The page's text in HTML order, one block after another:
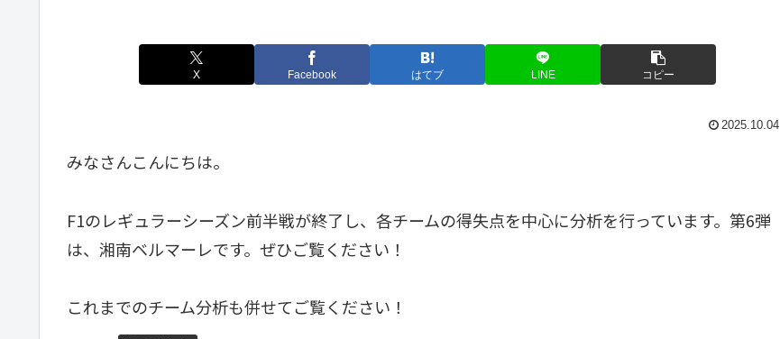
X Facebook はてブ LINE コピー
2025.10.04
みなさんこんにちは。
F1のレギュラーシーズン前半戦が終了し、各チームの得失点を中心に分析を行っています。第6弾
は、湘南ベルマーレです。ぜひご覧ください！
これまでのチーム分析も併せてご覧ください！